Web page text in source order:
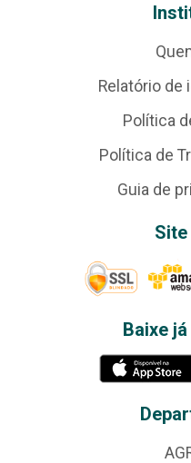
Relatório de
Política
Política de
Guia de
Baixe